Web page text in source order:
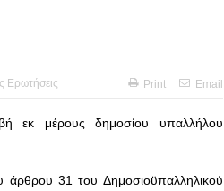
Ερωτήσεις Print Email
εκ μέρους δημοσίου υπαλλήλου
άρθρου 31 του Δημοσιοϋπαλληλικού